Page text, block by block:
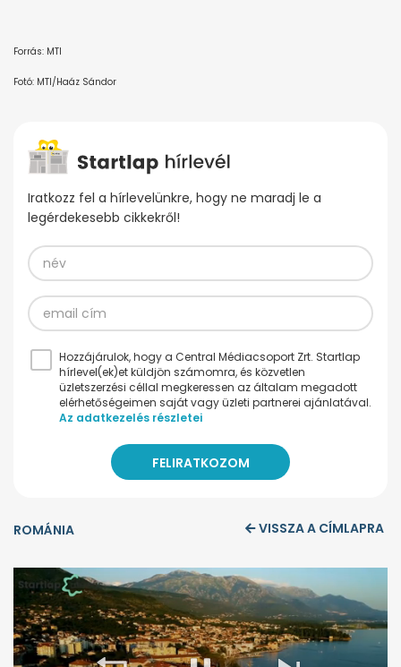
Forrás: MTI
Fotó: MTI/Haáz Sándor
Iratkozz fel a hírlevelünkre, hogy ne maradj le a
legérdekesebb cikkekről!
Hozzájárulok, hogy a Central Médiacsoport Zrt. Startlap
hírlevel(ek)et küldjön számomra, és közvetlen
üzletszerzési céllal megkeressen az általam megadott
elérhetőségeimen saját vagy üzleti partnerei ajánlatával.
Az adatkezelés részletei
ROMÁNIA VISSZA A CÍMLAPRA